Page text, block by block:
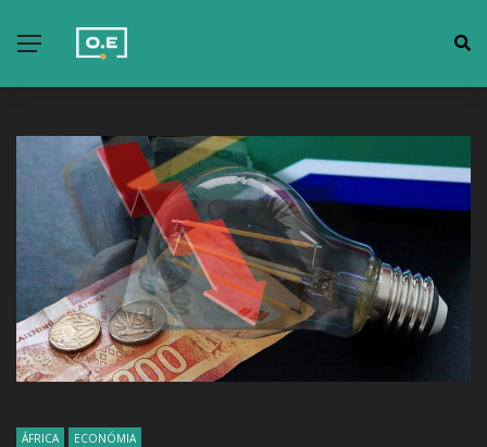
ÁFRICA ECONÓMIA